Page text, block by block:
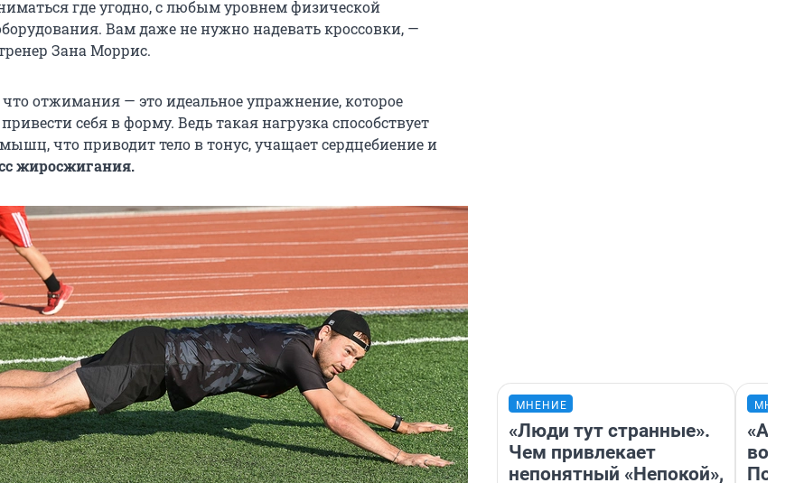
где угодно, с любым уровнем физической
Вам даже не нужно надевать кроссовки, —
Зана Моррис.
что отжимания — это идеальное упражнение, которое
себя в форму. Ведь такая нагрузка способствует
что приводит тело в тонус, учащает сердцебиение и
жиросжигания.
МНЕНИЕ
«Люди тут странные».
Чем привлекает
непонятный «Непокой»,
вот